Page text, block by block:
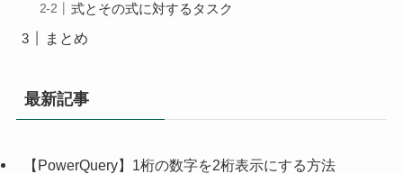
式とその式に対するタスク
まとめ
最新記事
【PowerQuery】1桁の数字を2桁表示にする方法